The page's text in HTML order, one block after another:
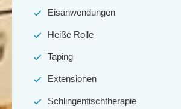
Eisanwendungen
Heiße Rolle
Taping
Extensionen
Schlingentischtherapie